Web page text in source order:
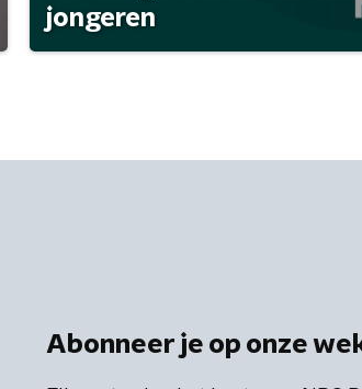
jongeren
Abonneer je op onze